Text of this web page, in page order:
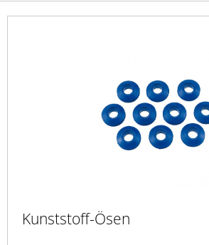
Kunststoff-Ösen